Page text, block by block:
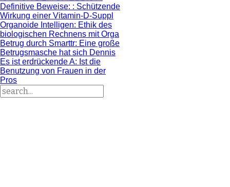
Definitive Beweise: : Schützende
Wirkung einer Vitamin-D-Suppl
Organoide Intelligen: Ethik des
biologischen Rechnens mit Orga
Betrug durch Smarttr: Eine große
Betrugsmasche hat sich Dennis
Es ist erdrückende A: Ist die
Benutzung von Frauen in der
Pros